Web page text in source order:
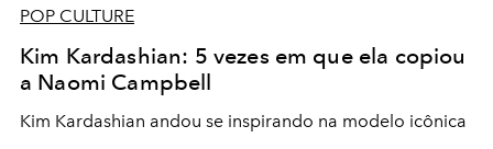
POP CULTURE
Kim Kardashian: 5 vezes em que ela copiou
a Naomi Campbell
Kim Kardashian andou se inspirando na modelo icônica